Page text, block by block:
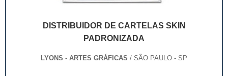
DISTRIBUIDOR DE CARTELAS SKIN
PADRONIZADA
LYONS - ARTES GRÁFICAS / SÃO PAULO - SP